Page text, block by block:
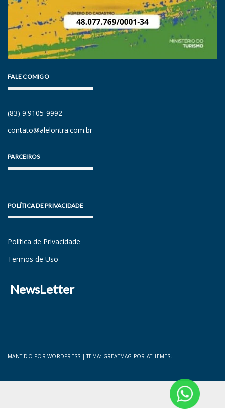
FALE COMIGO
(83) 9.9105-9992
contato@alelontra.com.br
PARCEIROS
POLÍTICA DE PRIVACIDADE
Política de Privacidade
Termos de Uso
NewsLetter
MANTIDO POR WORDPRESS |TEMA: GREATMAG POR ATHEMES.